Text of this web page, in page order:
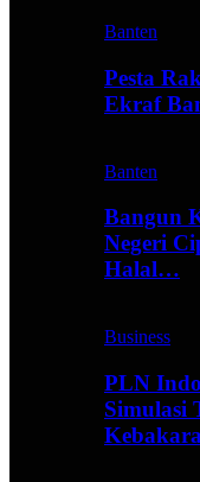
Banten
Pesta
Ekraf
Banten
Bangun
Negeri
Halal…
Business
PLN
Simulasi